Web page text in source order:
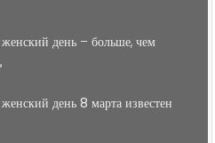
день – больше, чем
день 8 марта известен